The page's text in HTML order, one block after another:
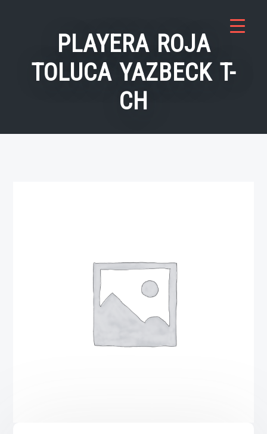
PLAYERA ROJA
TOLUCA YAZBECK T-
CH